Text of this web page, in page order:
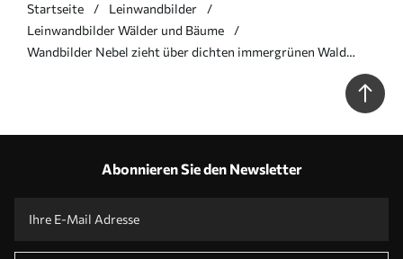
Startseite
Leinwandbilder
Leinwandbilder Wälder und Bäume
Wandbilder Nebel zieht über dichten immergrünen Wald
Abonnieren Sie den Newsletter